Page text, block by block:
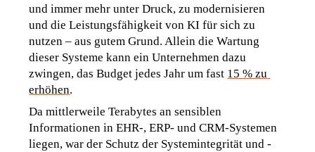
und immer mehr unter Druck, zu modernisieren
und die Leistungsfähigkeit von KI für sich zu
nutzen – aus gutem Grund. Allein die Wartung
dieser Systeme kann ein Unternehmen dazu
zwingen, das Budget jedes Jahr um fast 15 % zu
erhöhen.
Da mittlerweile Terabytes an sensiblen
Informationen in EHR-, ERP- und CRM-Systemen
liegen, war der Schutz der Systemintegrität und -